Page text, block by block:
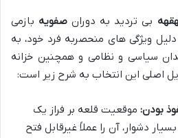
بی تردید به دوران صفویه بازمی
ویژگی های منحصربه فرد خود، به
سیاسی و نظامی و همچنین خزانه
اصلی این انتخاب به شرح زیر است:
بودن: موقعیت قلعه بر فراز یک
دشوار، آن را عملاً غیرقابل فتح